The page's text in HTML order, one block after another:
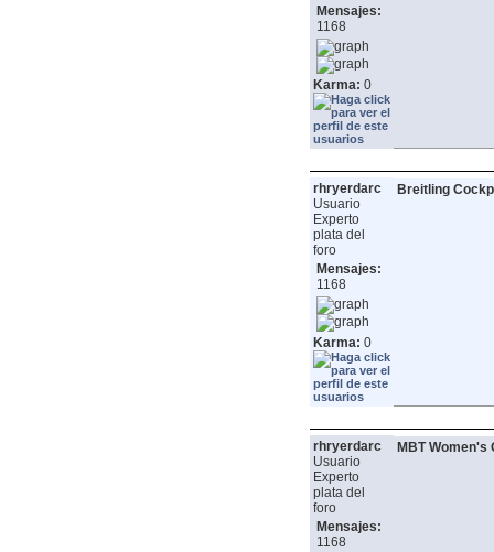
Mensajes:
1168
Karma: 0
rhryerdarc
Usuario
Experto
plata del
foro
Mensajes:
1168
Karma: 0
Breitling
rhryerdarc
Usuario
Experto
plata del
foro
Mensajes:
1168
MBT Women's